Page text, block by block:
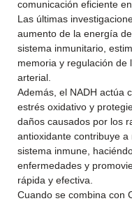
comunicación eficiente
Las últimas
aumento de la energía
sistema inmunitario,
memoria y regulación de
arterial.
Además, el NADH actúa
estrés oxidativo y
daños causados por los
antioxidante contribuye
sistema inmune,
enfermedades y
rápida y efectiva.
Cuando se combina con